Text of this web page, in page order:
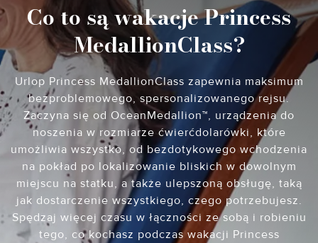
Co to są wakacje Princess
MedallionClass?
Urlop Princess MedallionClass zapewnia maksimum
bezproblemowego, spersonalizowanego rejsu.
Zaczyna się od OceanMedallion™, urządzenia do
noszenia w rozmiarze ćwierćdolarówki, które
umożliwia wszystko, od bezdotykowego wchodzenia
na pokład po lokalizowanie bliskich w dowolnym
miejscu na statku, a także ulepszoną obsługę, taką
jak dostarczenie wszystkiego, czego potrzebujesz.
Spędzaj więcej czasu w łączności ze sobą i robieniu
tego, co kochasz podczas wakacji Princess